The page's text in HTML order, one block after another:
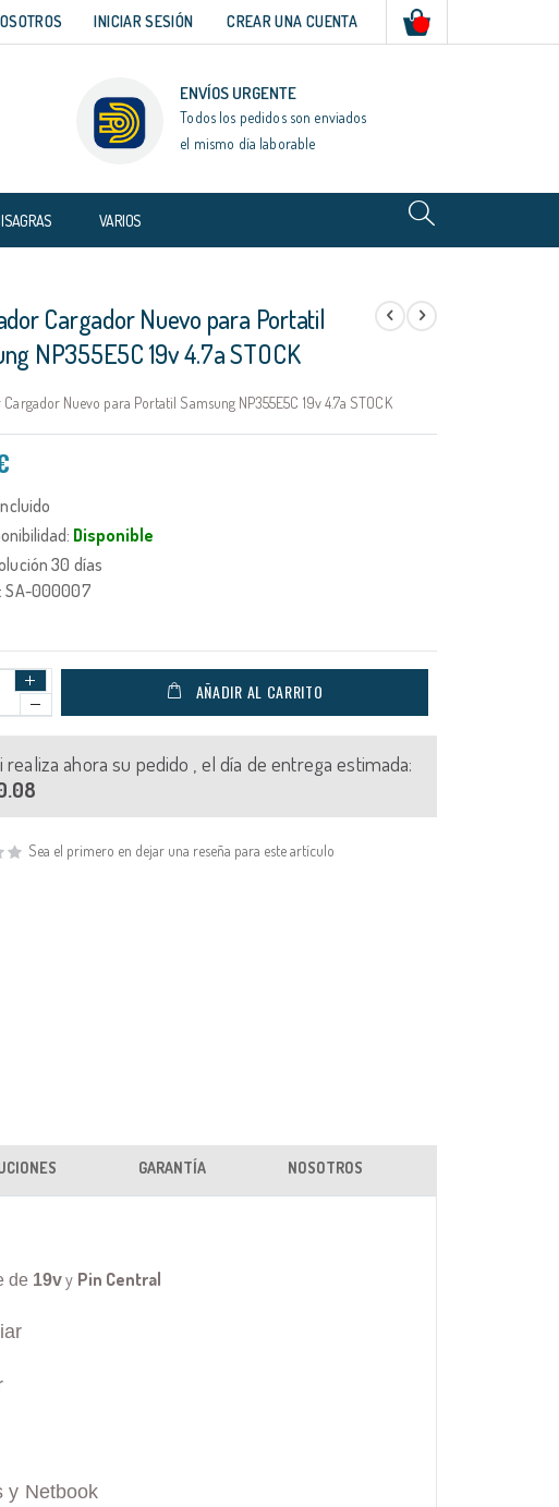
INICIAR SESIÓN CREAR UNA CUENTA
ENVÍOS URGENTE
Todos los pedidos son enviados
el mismo día laborable
VARIOS
Cargador Nuevo para Portatil
NP355E5C 19v 4.7a STOCK
Nuevo para Portatil Samsung NP355E5C 19v 4.7a STOCK
Disponible
30 días
SA-000007
AÑADIR AL CARRITO
realiza ahora su pedido , el día de entrega estimada:
Sea el primero en dejar una reseña para este artículo
de 19v y Pin Central
y Netbook
GARANTÍA NOSOTROS